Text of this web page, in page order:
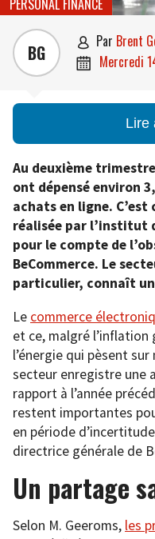
PERSONAL FINANCE
BG  par Brent
 mercredi
Lire
Au deuxième
ont dépensé environ
achats en ligne.
réalisée par l’institut
pour le compte de
BeCommerce. Le
particulier, connaît
Le commerce
et ce, malgré
l’énergie qui pèsent
secteur enregistre une
rapport à l’année
restent importantes
en période
directrice générale de
Un partage
Selon M. Geeroms, les